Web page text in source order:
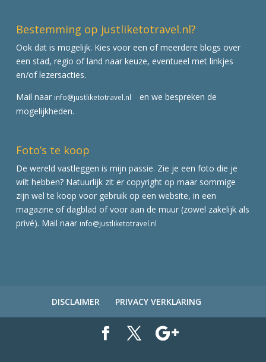
Bestemming op justliketotravel.nl?
Ook dat is mogelijk. Kies voor een of meerdere blogs over
een stad, regio of land naar keuze, eventueel met linkjes
en/of lezersacties.
Mail naar info@justliketotravel.nl
en we bespreken de
mogelijkheden.
Foto’s te koop
De wereld vastleggen is mijn passie. Zie je een foto die je
wilt hebben? Natuurlijk zit er copyright op maar sommige
zijn wel te koop voor gebruik op een website, in een
magazine of dagblad of voor aan de muur (zowel zakelijk als
privé). Mail naar info@justliketotravel.nl
DISCLAIMER PRIVACY VERKLARING